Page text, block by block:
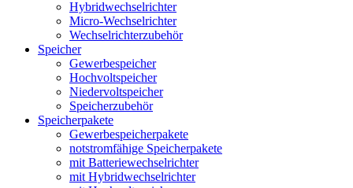
Hybridwechselrichter
Micro-Wechselrichter
Wechselrichterzubehör
Speicher
Gewerbespeicher
Hochvoltspeicher
Niedervoltspeicher
Speicherzubehör
Speicherpakete
Gewerbespeicherpakete
notstromfähige Speicherpakete
mit Batteriewechselrichter
mit Hybridwechselrichter